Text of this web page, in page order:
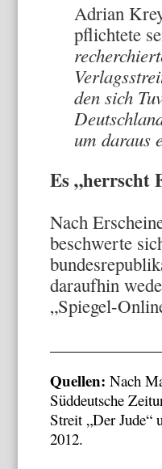
Adrian
pflichtete
den sich
um daraus
Es „herrscht
Nach
beschwerte
daraufhin
„Spiegel-
Quellen: Nach
Süddeutsche
Streit „Der Jude“
2012.